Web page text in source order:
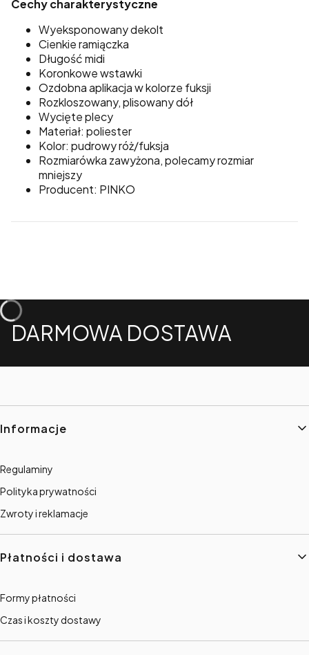
Cechy charakterystyczne
Wyeksponowany dekolt
Cienkie ramiączka
Długość midi
Koronkowe wstawki
Ozdobna aplikacja w kolorze fuksji
Rozkloszowany, plisowany dół
Wycięte plecy
Materiał: poliester
Kolor: pudrowy róż/fuksja
Rozmiarówka zawyżona, polecamy rozmiar
mniejszy
Producent: PINKO
DARMOWA DOSTAWA
Linki w stopce
Informacje
Regulaminy
Polityka prywatności
Zwroty i reklamacje
Płatności i dostawa
Formy płatności
Czas i koszty dostawy